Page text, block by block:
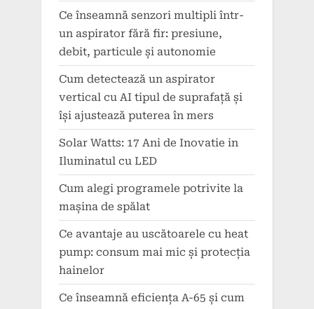
Ce înseamnă senzori multipli într-
un aspirator fără fir: presiune,
debit, particule și autonomie
Cum detectează un aspirator
vertical cu AI tipul de suprafață și
își ajustează puterea în mers
Solar Watts: 17 Ani de Inovatie in
Iluminatul cu LED
Cum alegi programele potrivite la
mașina de spălat
Ce avantaje au uscătoarele cu heat
pump: consum mai mic și protecția
hainelor
Ce înseamnă eficiența A-65 și cum